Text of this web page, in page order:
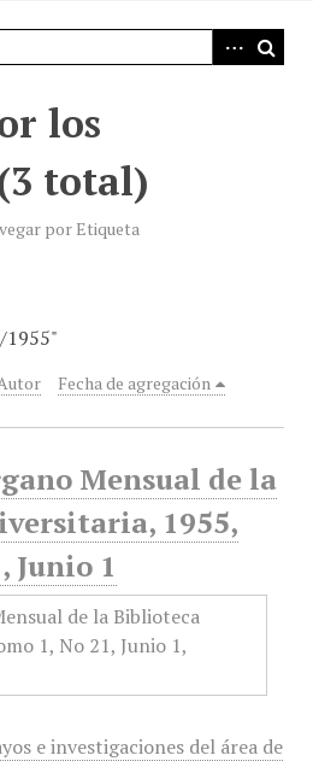
los
total)
por Etiqueta
1955"
Fecha de agregación
Mensual de la
1955,
Junio 1
e investigaciones del área de